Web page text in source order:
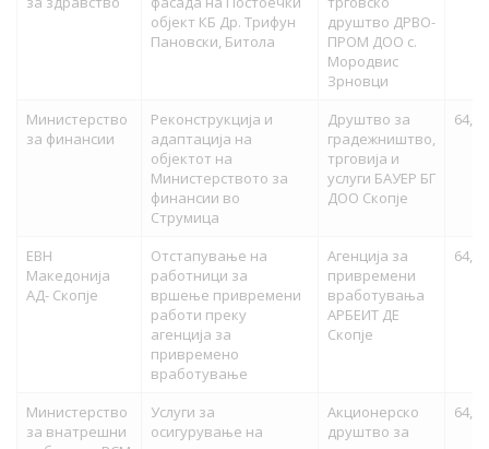
објект КБ Др. Трифун
Пановски, Битола
друштво ДРВО-
ПРОМ ДОО с.
Мородвис
Зрновци
Министерство
за финансии
Реконструкција и
адаптација на
објектот на
Министерството за
финансии во
Струмица
Друштво за
градежништво,
трговија и
услуги БАУЕР БГ
ДОО Скопје
ЕВН
Македонија
АД- Скопје
Oтстапување на
работници за
вршење привремени
работи преку
агенција за
привремено
вработување
Агенција за
привремени
вработувања
АРБЕИТ ДЕ
Скопје
Министерство
за внатрешни
Услуги за
осигурување на
Акционерско
друштво за